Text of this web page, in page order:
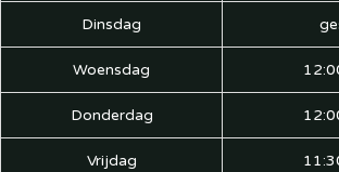
Dinsdag
Woensdag
Donderdag
Vrijdag